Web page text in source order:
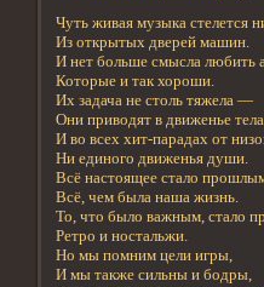
Чуть живая музыка стелется
Из открытых дверей машин.
И нет больше смысла любить
Которые и так хороши.
Их задача не столь тяжела —
Они приводят в движенье тела
И во всех хит-парадах от
Ни единого движенья души.
Всё настоящее стало
Всё, чем была наша жизнь.
То, что было важным, стало
Ретро и ностальжи.
Но мы помним цели игры,
И мы также сильны и бодры,